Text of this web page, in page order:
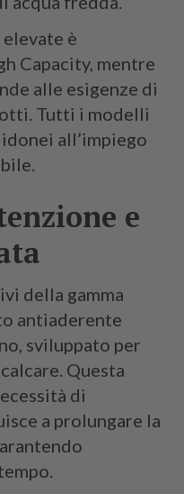
è
Capacity, mentre
alle esigenze di
Tutti i modelli
all’impiego
e
della gamma
antiaderente
sviluppato per
Questa
di
a prolungare la